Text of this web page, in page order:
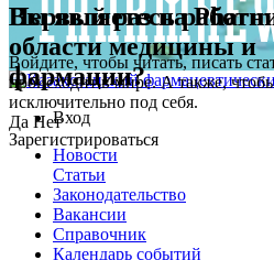
Первый раз на
Войдите, чтобы читать, писать
происходит в мире. А также,
исключительно под себя.
Зарегистрироваться
Вы являетесь
области медицины и
фармации?
Да НетВход
Новости
Статьи
Законодательство
Вакансии
Справочник
Календарь событий